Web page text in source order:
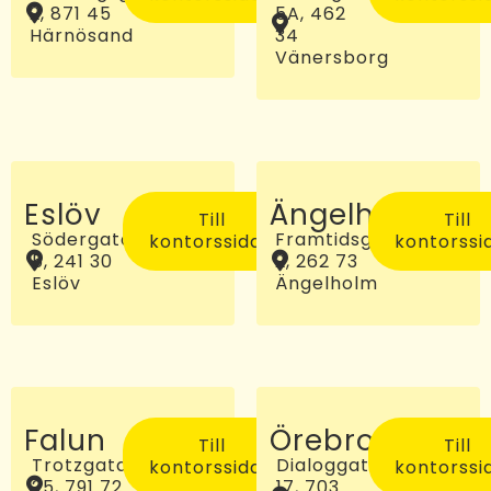
2, 871 45
Härnösand
5A, 462
34
Vänersborg
Eslöv
Södergatan
5, 241 30
Eslöv
Till
kontorssidan
Ängelholm
Framtidsgatan
2, 262 73
Ängelholm
Till
Falun
Trotzgatan
Till
kontorssidan
Örebro
Dialoggatan
Till